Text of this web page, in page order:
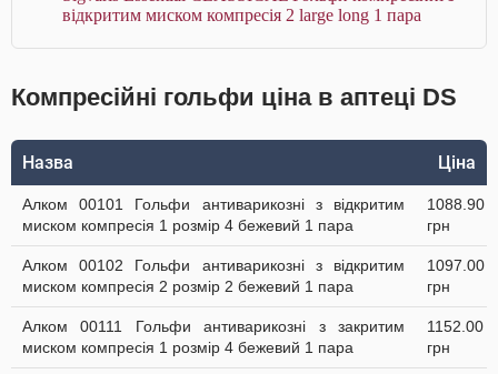
відкритим миском компресія 2 large long 1 пара
Компресійні гольфи ціна в аптеці DS
Назва Ціна
Алком 00101 Гольфи антиварикозні з відкритим
миском компресія 1 розмір 4 бежевий 1 пара
1088.90
грн
Алком 00102 Гольфи антиварикозні з відкритим
миском компресія 2 розмір 2 бежевий 1 пара
1097.00
грн
Алком 00111 Гольфи антиварикозні з закритим
миском компресія 1 розмір 4 бежевий 1 пара
1152.00
грн